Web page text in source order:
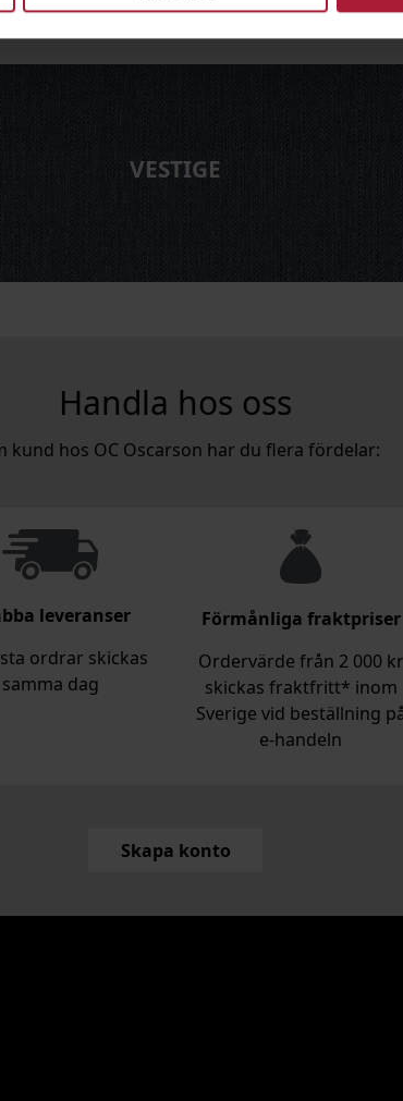
VESTIGE
Handla hos oss
kund hos OC Oscarson har du flera fördelar:
leveranser
ordrar skickas
samma dag
Förmånliga fraktpriser
Ordervärde från 2 000 kr
skickas fraktfritt* inom
Sverige vid beställning
e‑handeln
Skapa konto